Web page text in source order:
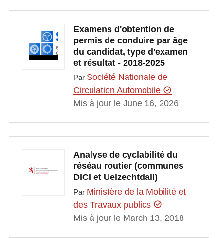
Examens d'obtention de
permis de conduire par âge
du candidat, type d'examen
et résultat - 2018-2025
Par Société Nationale de
Circulation Automobile
Mis à jour le June 16, 2026
Analyse de cyclabilité du
réséau routier (communes
DICI et Uelzechtdall)
Par Ministère de la Mobilité et
des Travaux publics
Mis à jour le March 13, 2018